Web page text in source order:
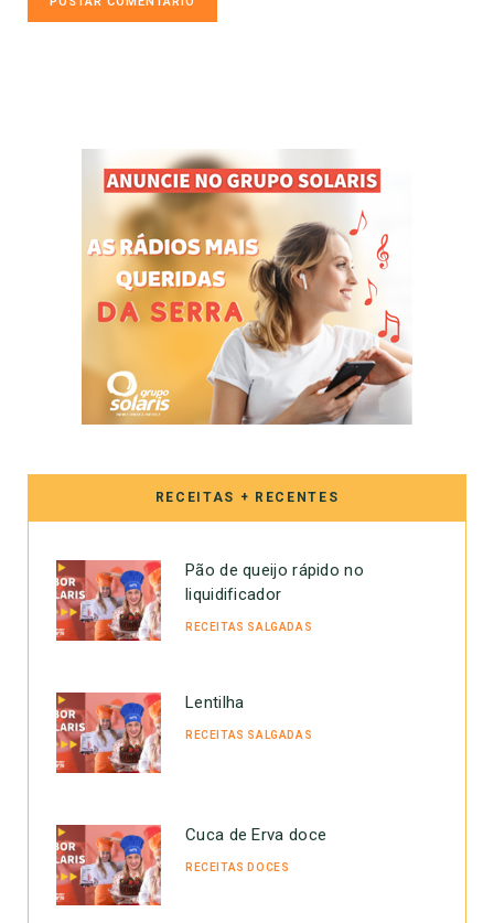
RECEITAS + RECENTES
Pão de queijo rápido no
liquidificador
RECEITAS SALGADAS
Lentilha
RECEITAS SALGADAS
Cuca de Erva doce
RECEITAS DOCES